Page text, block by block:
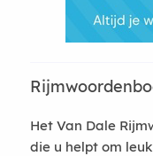
Het Van Dale
die u helpt om